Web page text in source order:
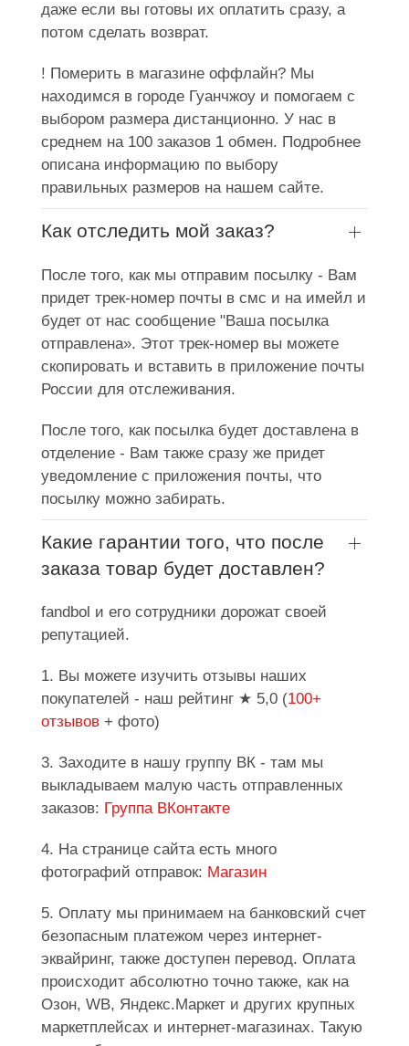
даже если вы готовы их оплатить сразу, а
потом сделать возврат.
! Померить в магазине оффлайн? Мы
находимся в городе Гуанчжоу и помогаем с
выбором размера дистанционно. У нас в
среднем на 100 заказов 1 обмен. Подробнее
описана информацию по выбору
правильных размеров на нашем сайте.
Как отследить мой заказ?
После того, как мы отправим посылку - Вам
придет трек-номер почты в смс и на имейл и
будет от нас сообщение "Ваша посылка
отправлена». Этот трек-номер вы можете
скопировать и вставить в приложение почты
России для отслеживания.
После того, как посылка будет доставлена в
отделение - Вам также сразу же придет
уведомление с приложения почты, что
посылку можно забирать.
Какие гарантии того, что после
заказа товар будет доставлен?
fandbol и его сотрудники дорожат своей
репутацией.
1. Вы можете изучить отзывы наших
покупателей - наш рейтинг ★ 5,0 (100+
отзывов + фото)
3. Заходите в нашу группу ВК - там мы
выкладываем малую часть отправленных
заказов: Группа ВКонтакте
4. На странице сайта есть много
фотографий отправок: Магазин
5. Оплату мы принимаем на банковский счет
безопасным платежом через интернет-
эквайринг, также доступен перевод. Оплата
происходит абсолютно точно также, как на
Озон, WB, Яндекс.Маркет и других крупных
маркетплейсах и интернет-магазинах. Такую